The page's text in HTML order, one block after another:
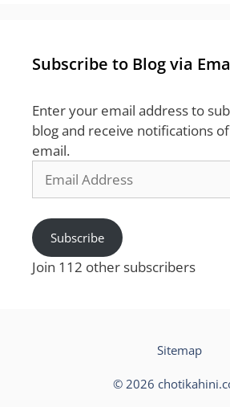
Subscribe to Blog via
Enter your email address to
blog and receive notifications
email.
Address
Subscribe
Join 112 other subscribers
Sitemap
© 2026